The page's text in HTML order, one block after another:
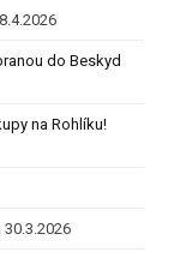
do Beskyd
na Rohlíku!
30.3.2026